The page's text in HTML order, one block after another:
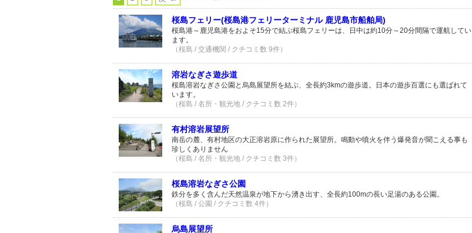
桜島フェリー(桜島港フェリーターミナル 鹿児島市船舶局)
桜島港～鹿児島港をおよそ15分で結ぶ桜島フェリーは、日中は約10分～20分間隔で運航してい
ます。
（桜島 / 交通機関 / クチコミ数 9件）
溶岩なぎさ遊歩道
桜島溶岩なぎさ公園と烏島展望所を結ぶ、全長約3kmの遊歩道。日本の遊歩百選にも選ばれて
います。
（桜島 / 名所・観光地 / クチコミ数 2件）
有村溶岩展望所
南岳の麓、有村地区の大正溶岩原に作られた展望所。鳴動や噴火を伴う爆発音が聞こえる事も
珍しくありません
（桜島 / 名所・観光地 / クチコミ数 3件）
桜島溶岩なぎさ公園
鉄分を多く含んだ天然温泉が地下から湧き出す、全長約100mの長い足湯のある公園。
（桜島 / 公園 / クチコミ数 4件）
烏島展望所